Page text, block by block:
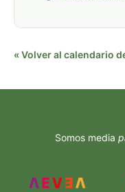
« Volver al calendario
Somos media